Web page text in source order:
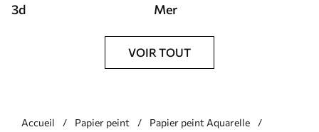
3d Mer
VOIR TOUT
Accueil Papier peint
Papier peint Aquarelle